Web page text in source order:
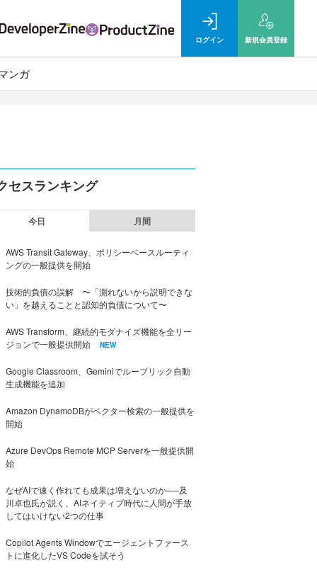
ログイン 新規会員登録
ンガ
セスランキング
今日 月間
AWS Transit Gateway、ポリシーベースルーティ
ングの一般提供を開始
技術的負債の誤解 〜「測れないから説明できな
い」を越えることと認知的負債について〜
AWS Transform、継続的モダナイズ機能を全リー
ジョンで一般提供開始
NEW
Google Classroom、Geminiでルーブリック自動
生成機能を追加
Amazon DynamoDBがベクター検索の一般提供を
開始
Azure DevOps Remote MCP Serverを一般提供開
始
なぜAIで速く作れても成果は増えないのか──及
川卓也氏が説く、AIネイティブ時代に人間が手放
してはいけない2つの仕事
Copilot Agents Windowでエージェントファース
トに進化したVS Codeを試そう